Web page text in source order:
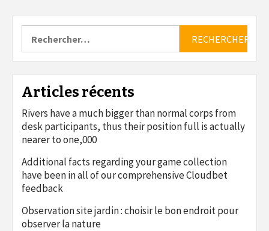
Articles récents
Rivers have a much bigger than normal corps from
desk participants, thus their position full is actually
nearer to one,000
Additional facts regarding your game collection
have been in all of our comprehensive Cloudbet
feedback
Observation site jardin : choisir le bon endroit pour
observer la nature